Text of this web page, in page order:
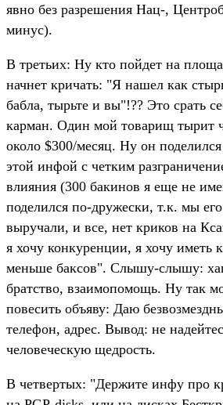
явно без разрешения Нац-,
минус).
В третьих: Ну кто пойдет на
начнет кричать: "Я нашел как
бабла, тырьте и вы"!?? Это срать
карман. Один мой товарищ тырит
около $300/месяц. Ну он
этой инфой с четким
влияния (300 бакинов я еще не
поделился по-дружески, т.к. мы его
выручали, и все, нет криков на
я хочу конкуренции, я хочу иметь
меньше баксов". Слышу-слышу:
братство, взаимопомощь. Ну так
повесить объяву: Даю
телефон, адрес. Вывод: не
человеческую щедрость.
В четвертых: "Держите инфу про